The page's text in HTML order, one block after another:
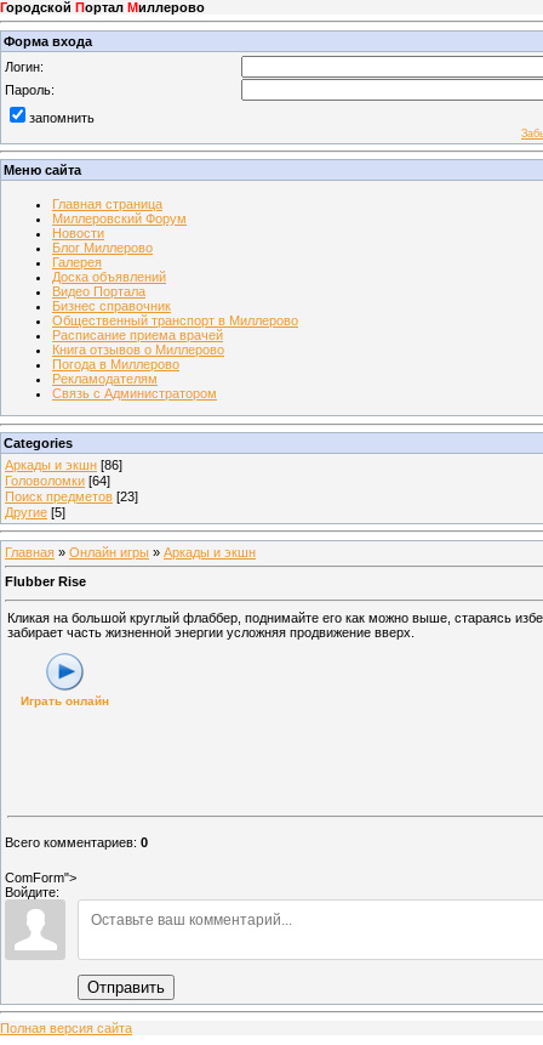
Городской Портал Миллерово
Форма входа
Логин:
Пароль:
запомнить
Меню сайта
Главная страница
Миллеровский Форум
Новости
Блог Миллерово
Галерея
Доска объявлений
Видео Портала
Бизнес справочник
Общественный транспорт в Миллерово
Расписание приема врачей
Книга отзывов о Миллерово
Погода в Миллерово
Рекламодателям
Связь с Администратором
Categories
Аркады и экшн [86]
Головоломки [64]
Поиск предметов [23]
Другие [5]
Главная » Онлайн игры » Аркады и экшн
Flubber Rise
Кликая на большой круглый флаббер, поднимайте его как можно выше, стараясь
забирает часть жизненной энергии усложняя продвижение вверх.
Играть онлайн
Всего комментариев: 0
ComForm">
Войдите:
Отправить
Полная версия сайта